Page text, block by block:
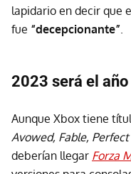
lapidario en decir que
fue “decepcionante”
2023 será el año
Aunque Xbox tiene
Avowed, Fable,
deberían llegar Forza